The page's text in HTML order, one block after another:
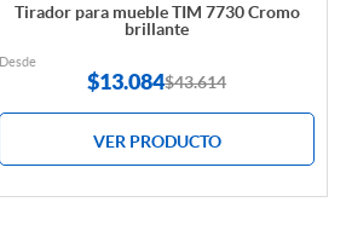
Tirador para mueble TIM 7730 Cromo
brillante
Desde
$13.084$43.614
VER PRODUCTO